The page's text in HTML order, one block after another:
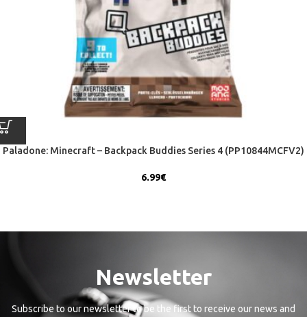
Paladone: Minecraft – Backpack Buddies Series 4 (PP10844MCFV2)
6.99€
Newsletter
Subscribe to our newsletter to be the first to receive our news and